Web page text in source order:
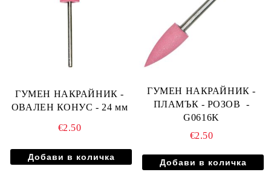
ГУМЕН НАКРАЙНИК -
ОВАЛЕН КОНУС - 24 мм
€2.50
ГУМЕН НАКРАЙНИК -
ПЛАМЪК - РОЗОВ -
G0616K
€2.50